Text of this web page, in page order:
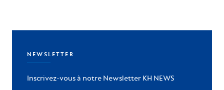
NEWSLETTER
Inscrivez-vous à notre Newsletter KH NEWS